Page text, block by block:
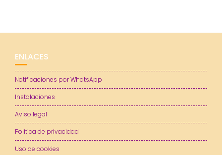
ENLACES
Notificaciones por WhatsApp
Instalaciones
Aviso legal
Política de privacidad
Uso de cookies